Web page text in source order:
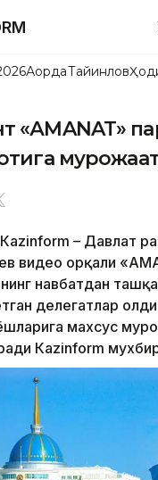
АқордаТайинлов
«АMANAT»
Кazinform – Давлат
видео орқали
навбатдан
делегатлар
махсус
Кazinform